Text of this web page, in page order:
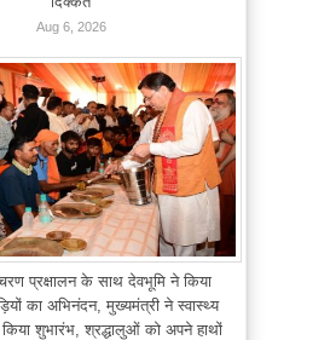
Aug 6, 2026
चरण प्रक्षालन के साथ देवभूमि ने किया
का अभिनंदन, मुख्यमंत्री ने स्वास्थ्य
किया शुभारंभ, श्रद्धालुओं को अपने हाथों